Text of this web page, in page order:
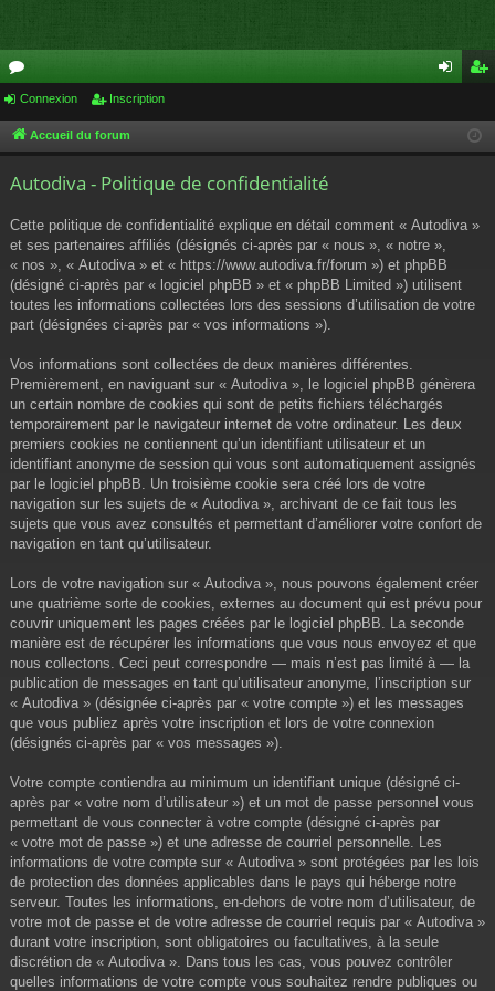
or
u cri
Connexion Inscription
Accueil du forum
Autodiva - Politique de confidentialité
Cette politique de confidentialité explique en détail comment « Autodiva »
et ses partenaires affiliés (désignés ci-après par « nous », « notre »,
« nos », « Autodiva » et « https://www.autodiva.fr/forum ») et phpBB
(désigné ci-après par « logiciel phpBB » et « phpBB Limited ») utilisent
toutes les informations collectées lors des sessions d’utilisation de votre
part (désignées ci-après par « vos informations »).
Vos informations sont collectées de deux manières différentes.
Premièrement, en naviguant sur « Autodiva », le logiciel phpBB génèrera
un certain nombre de cookies qui sont de petits fichiers téléchargés
temporairement par le navigateur internet de votre ordinateur. Les deux
premiers cookies ne contiennent qu’un identifiant utilisateur et un
identifiant anonyme de session qui vous sont automatiquement assignés
par le logiciel phpBB. Un troisième cookie sera créé lors de votre
navigation sur les sujets de « Autodiva », archivant de ce fait tous les
sujets que vous avez consultés et permettant d’améliorer votre confort de
navigation en tant qu’utilisateur.
Lors de votre navigation sur « Autodiva », nous pouvons également créer
une quatrième sorte de cookies, externes au document qui est prévu pour
couvrir uniquement les pages créées par le logiciel phpBB. La seconde
manière est de récupérer les informations que vous nous envoyez et que
nous collectons. Ceci peut correspondre — mais n’est pas limité à — la
publication de messages en tant qu’utilisateur anonyme, l’inscription sur
« Autodiva » (désignée ci-après par « votre compte ») et les messages
que vous publiez après votre inscription et lors de votre connexion
(désignés ci-après par « vos messages »).
Votre compte contiendra au minimum un identifiant unique (désigné ci-
après par « votre nom d’utilisateur ») et un mot de passe personnel vous
permettant de vous connecter à votre compte (désigné ci-après par
« votre mot de passe ») et une adresse de courriel personnelle. Les
informations de votre compte sur « Autodiva » sont protégées par les lois
de protection des données applicables dans le pays qui héberge notre
serveur. Toutes les informations, en-dehors de votre nom d’utilisateur, de
votre mot de passe et de votre adresse de courriel requis par « Autodiva »
durant votre inscription, sont obligatoires ou facultatives, à la seule
discrétion de « Autodiva ». Dans tous les cas, vous pouvez contrôler
quelles informations de votre compte vous souhaitez rendre publiques ou